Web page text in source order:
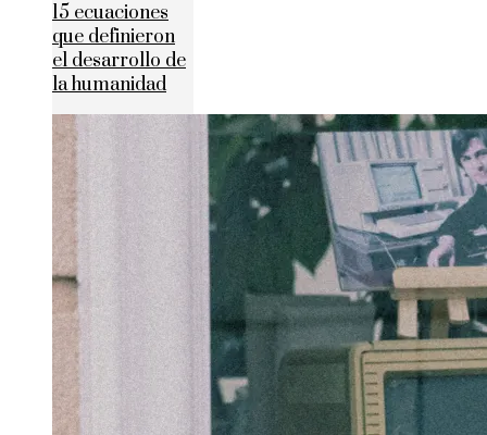
15 ecuaciones
que definieron
el desarrollo de
la humanidad